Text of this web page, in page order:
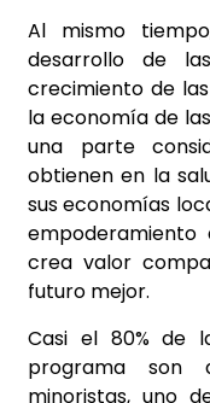
Al mismo
desarrollo de
crecimiento de
la economía de
una parte
obtienen en la
sus economías
empoderamiento
crea valor
futuro mejor.
Casi el 80% de
programa son
minoristas, uno